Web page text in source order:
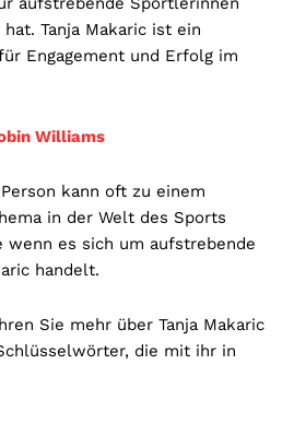
Tanja Makaric ist ein
Engagement und Erfolg im
Williams
kann oft zu einem
in der Welt des Sports
wenn es sich um aufstrebende
handelt.
Sie mehr über Tanja Makaric
die mit ihr in